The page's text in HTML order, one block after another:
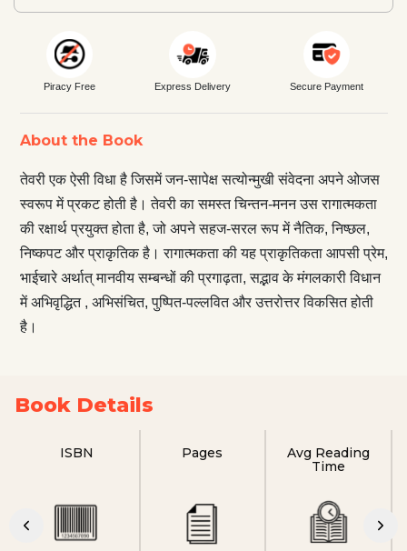
Piracy Free Express Delivery Secure Payment
About the Book
तेवरी एक ऐसी विधा है जिसमें जन-सापेक्ष सत्योन्मुखी संवेदना अपने ओजस
स्वरूप में प्रकट होती है। तेवरी का समस्त चिन्तन-मनन उस रागात्मकता
की रक्षार्थ प्रयुक्त होता है, जो अपने सहज-सरल रूप में नैतिक, निष्छल,
निष्कपट और प्राकृतिक है। रागात्मकता की यह प्राकृतिकता आपसी प्रेम,
भाईचारे अर्थात् मानवीय सम्बन्धों की प्रगाढ़ता, सद्भाव के मंगलकारी विधान
में अभिवृद्धित , अभिसंचित, पुष्पित-पल्लवित और उत्तरोत्तर विकसित होती
है।
Book Details
ISBN Pages
Avg Reading
Time